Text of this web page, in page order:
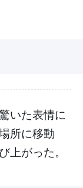
いた表情に
所に移動
上がった。